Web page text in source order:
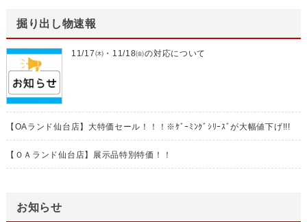
掘り出し物速報
11/17㈭・11/18㈮の対応について
【OAランド仙台店】大特価セール！！！※ｹﾞｰﾐﾝｸﾞｼﾘｰｽﾞが大幅値下げ!!!
【ＯＡランド仙台店】展示品特別特価！！
お知らせ